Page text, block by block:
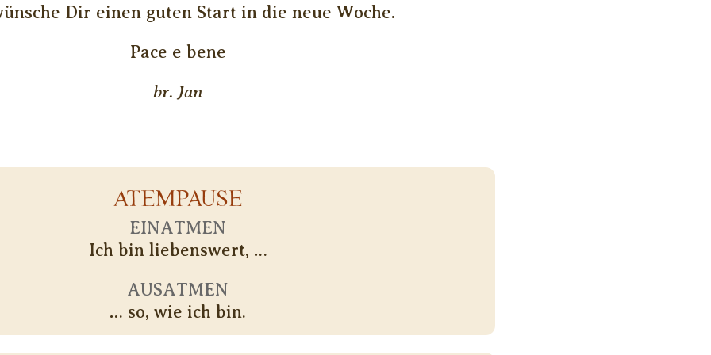
Dir einen guten Start in die neue Woche.
Pace e bene
br. Jan
ATEMPAUSE
EINATMEN
Ich bin liebenswert, …
AUSATMEN
… so, wie ich bin.